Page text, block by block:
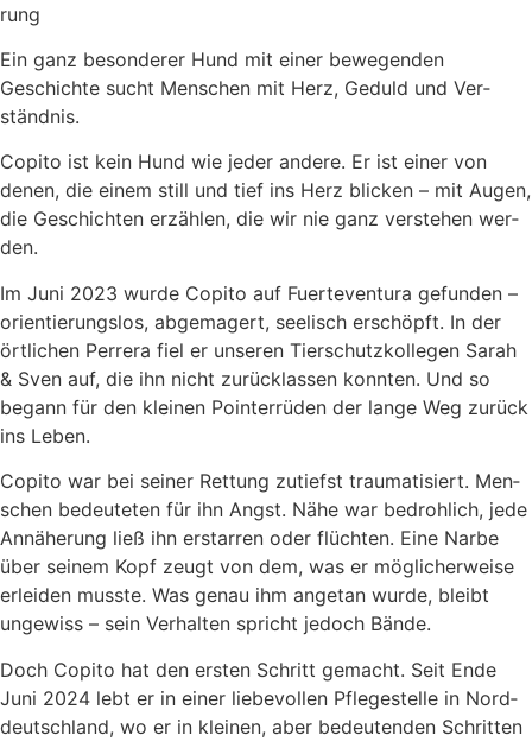
rung
Ein ganz beson­de­rer Hund mit einer bewe­gen­den
Geschich­te sucht Men­schen mit Herz, Geduld und Ver­
ständ­nis.
Copi­to ist kein Hund wie jeder ande­re. Er ist einer von
denen, die einem still und tief ins Herz bli­cken – mit Augen,
die Geschich­ten erzäh­len, die wir nie ganz ver­ste­hen wer­
den.
Im Juni 2023 wur­de Copi­to auf Fuer­te­ven­tura gefun­den –
ori­en­tie­rungs­los, abge­ma­gert, see­lisch erschöpft. In der
ört­li­chen Per­rera fiel er unse­ren Tier­schutz­kol­le­gen Sarah
& Sven auf, die ihn nicht zurück­las­sen konn­ten. Und so
begann für den klei­nen Poin­ter­rü­den der lan­ge Weg zurück
ins Leben.
Copi­to war bei sei­ner Ret­tung zutiefst trau­ma­ti­siert. Men­
schen bedeu­te­ten für ihn Angst. Nähe war bedroh­lich, jede
Annä­he­rung ließ ihn erstar­ren oder flüch­ten. Eine Nar­be
über sei­nem Kopf zeugt von dem, was er mög­li­cher­wei­se
erlei­den muss­te. Was genau ihm ange­tan wur­de, bleibt
unge­wiss – sein Ver­hal­ten spricht jedoch Bän­de.
Doch Copi­to hat den ers­ten Schritt gemacht. Seit Ende
Juni 2024 lebt er in einer lie­be­vol­len Pfle­ge­stel­le in Nord­
deutsch­land, wo er in klei­nen, aber bedeu­ten­den Schrit­ten